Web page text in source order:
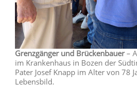
Grenzgänger und Brückenbauer–
im Krankenhaus in Bozen der
Pater Josef Knapp im Alter von 78
Lebensbild.